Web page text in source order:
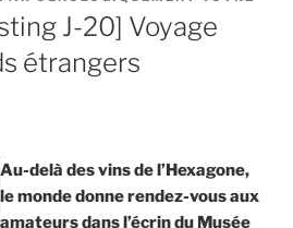
J-20] Voyage
étrangers
Au-delà des vins de l’Hexagone,
le monde donne rendez-vous aux
amateurs dans l’écrin du Musée